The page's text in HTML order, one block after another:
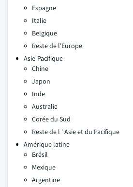
Espagne
Italie
Belgique
Reste de l'Europe
Asie-Pacifique
Chine
Japon
Inde
Australie
Corée du Sud
Reste de l ' Asie et du Pacifique
Amérique latine
Brésil
Mexique
Argentine